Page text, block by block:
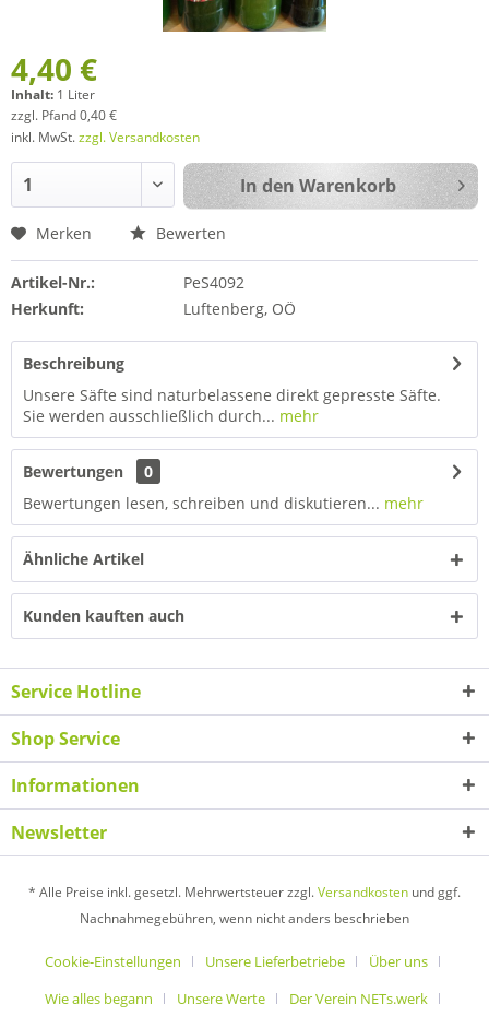
4,40 €
Inhalt: 1 Liter
zzgl. Pfand 0,40 €
inkl. MwSt.zzgl. Versandkosten
In den Warenkorb
Merken Bewerten
Artikel-Nr.:
PeS4092
Herkunft:
Luftenberg, OÖ
Beschreibung
Unsere Säfte sind naturbelassene direkt gepresste Säfte.
Sie werden ausschließlich durch... mehr
Bewertungen
0
Bewertungen lesen, schreiben und diskutieren... mehr
Ähnliche Artikel
Kunden kauften auch
Service Hotline
Shop Service
Informationen
Newsletter
* Alle Preise inkl. gesetzl. Mehrwertsteuer zzgl.Versandkosten und ggf.
Nachnahmegebühren, wenn nicht anders beschrieben
Cookie-Einstellungen Unsere Lieferbetriebe
Über uns
Wie alles begann
Unsere Werte Der Verein NETs.werk